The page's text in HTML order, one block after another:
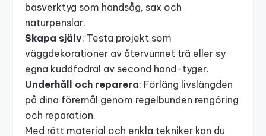
basverktyg som handsåg, sax och
naturpenslar.
Skapa själv: Testa projekt som
väggdekorationer av återvunnet trä eller sy
egna kuddfodral av second hand-tyger.
Underhåll och reparera: Förläng livslängden
på dina föremål genom regelbunden rengöring
och reparation.
Med rätt material och enkla tekniker kan du